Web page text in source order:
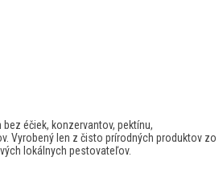
éčiek, konzervantov, pektínu,
Vyrobený len z čisto prírodných produktov zo
lokálnych pestovateľov.